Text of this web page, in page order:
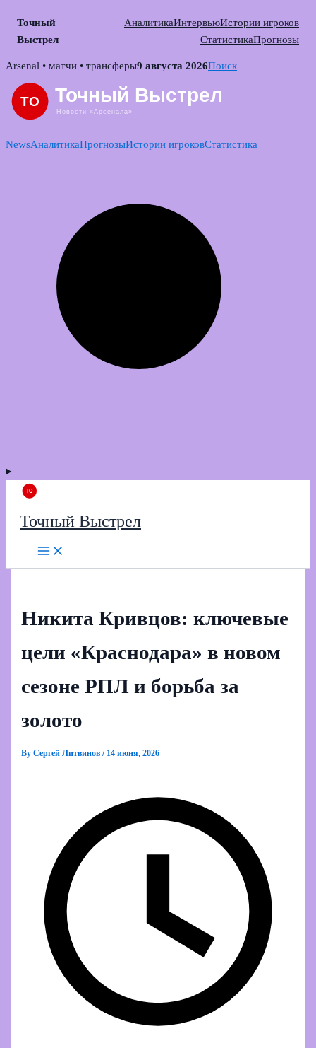
Точный
Выстрел
АналитикаИнтервьюИстории игроков
СтатистикаПрогнозы
Skip
content
Arsenal • матчи • трансферы9 августа 2026Поиск
NewsАналитикаПрогнозыИстории игроковСтатистика
Точный Выстрел
Никита Кривцов: ключевые
цели «Краснодара» в новом
сезоне РПЛ и борьба за
золото
ByСергей Литвинов/ 14 июня, 2026